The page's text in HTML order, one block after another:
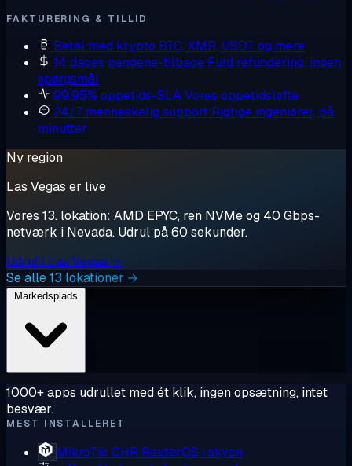
FAKTURERING & TILLID
Betal med krypto BTC, XMR, USDT og mere
14 dages pengene-tilbage Fuld refundering, ingen
spørgsmål
99,95% oppetids-SLAVores oppetidsløfte
24/7 menneskelig support Rigtige ingeniører, på
minutter
Ny region
Las Vegas er live
Vores 13. lokation: AMD EPYC, ren NVMe og 40 Gbps-
netværk i Nevada. Udrul på 60 sekunder.
Udrul i Las Vegas →
Se alle 13 lokationer →
1000+ apps udrullet med ét klik, ingen opsætning, intet
besvær.
MEST INSTALLERET
MikroTik CHR RouterOS i skyen